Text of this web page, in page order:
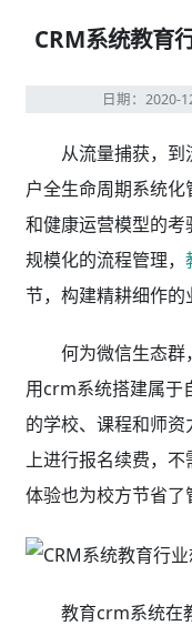
CRM系统教育
日期：2020-
从流量捕获，
户全生命周期系统
和健康运营模型的考
规模化的流程管理，
节，构建精耕细作的
何为微信生态
用crm系统搭建属于
的学校、课程和师
上进行报名续费，
体验也为校方节省了
教育crm系统在